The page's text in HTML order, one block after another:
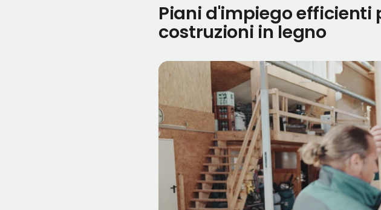
Piani d'impiego efficienti
costruzioni in legno